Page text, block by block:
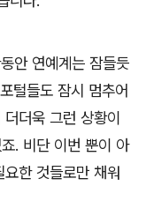
안 연예계는 잠들듯
털들도 잠시 멈추어
더욱 그런 상황이
. 비단 이번 뿐이 아
한 것들로만 채워